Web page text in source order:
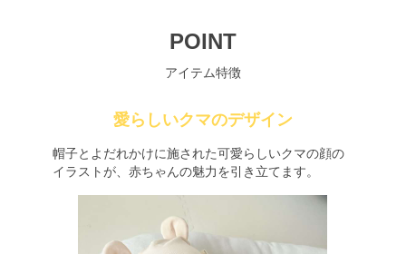
POINT
アイテム特徴
愛らしいクマのデザイン
帽子とよだれかけに施された可愛らしいクマの顔の
イラストが、赤ちゃんの魅力を引き立てます。